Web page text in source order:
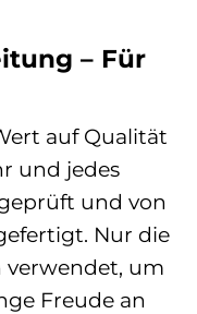
– Für
auf Qualität
und jedes
und von
Nur die
verwendet, um
Freude an